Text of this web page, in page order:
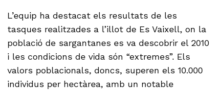
L’equip ha destacat els resultats de les
tasques realitzades a l’illot de Es Vaixell, on la
població de sargantanes es va descobrir el 2010
i les condicions de vida són “extremes”. Els
valors poblacionals, doncs, superen els 10.000
individus per hectàrea, amb un notable